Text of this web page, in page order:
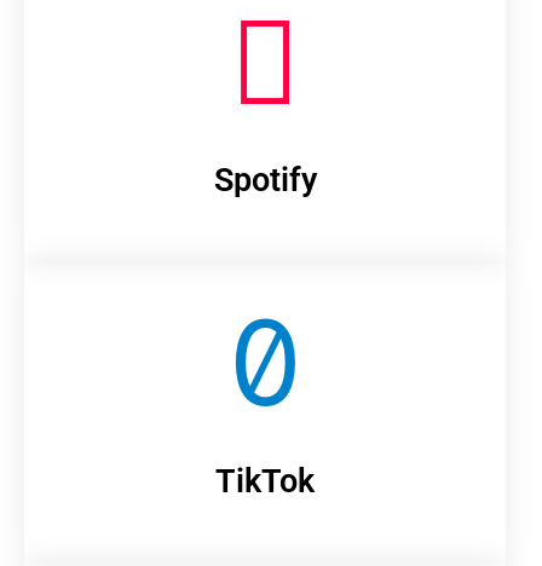
Spotify
TikTok